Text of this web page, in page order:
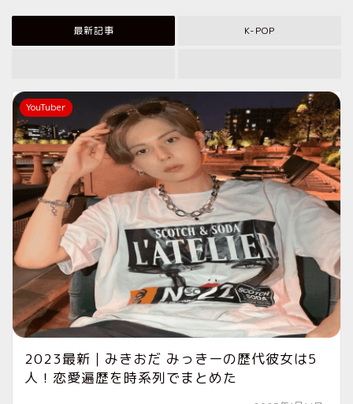
最新記事 K-POP
YouTuber
2023最新｜みきおだ みっきーの歴代彼女は5
人！恋愛遍歴を時系列でまとめた